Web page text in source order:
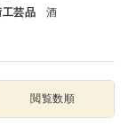
工芸品
酒
閲覧数順